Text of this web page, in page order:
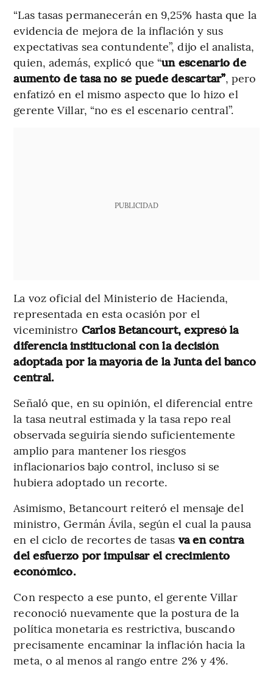
“Las tasas permanecerán en 9,25% hasta que la
evidencia de mejora de la inflación y sus
expectativas sea contundente”, dijo el analista,
quien, además, explicó que “un escenario de
aumento de tasa no se puede descartar”, pero
enfatizó en el mismo aspecto que lo hizo el
gerente Villar, “no es el escenario central”.
PUBLICIDAD
La voz oficial del Ministerio de Hacienda,
representada en esta ocasión por el
viceministro Carlos Betancourt, expresó la
diferencia institucional con la decisión
adoptada por la mayoría de la Junta del banco
central.
Señaló que, en su opinión, el diferencial entre
la tasa neutral estimada y la tasa repo real
observada seguiría siendo suficientemente
amplio para mantener los riesgos
inflacionarios bajo control, incluso si se
hubiera adoptado un recorte.
Asimismo, Betancourt reiteró el mensaje del
ministro, Germán Ávila, según el cual la pausa
en el ciclo de recortes de tasas va en contra
del esfuerzo por impulsar el crecimiento
económico.
Con respecto a ese punto, el gerente Villar
reconoció nuevamente que la postura de la
política monetaria es restrictiva, buscando
precisamente encaminar la inflación hacia la
meta, o al menos al rango entre 2% y 4%.